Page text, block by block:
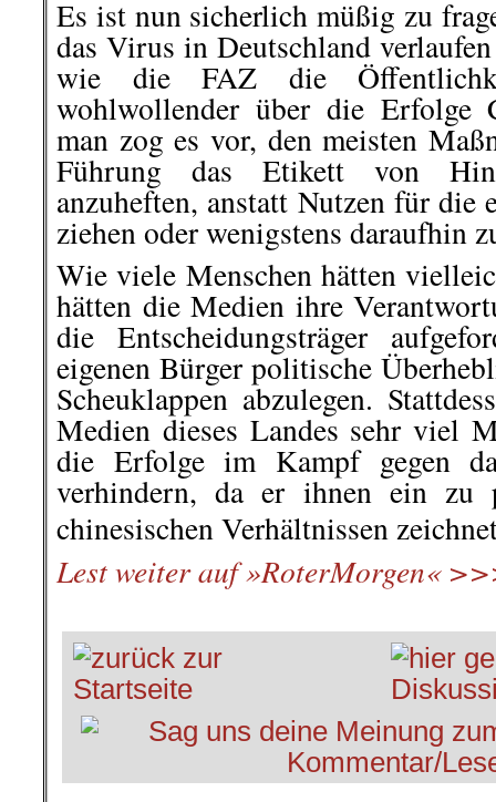
Es ist nun sicherlich müßig zu
das Virus in Deutschland
wie die FAZ die
wohlwollender über die Erfolge
man zog es vor, den meisten
Führung das Etikett von
anzuheften, anstatt Nutzen für die
ziehen oder wenigstens daraufhin
Wie viele Menschen hätten
hätten die Medien ihre
die Entscheidungsträger
eigenen Bürger politische
Scheuklappen abzulegen.
Medien dieses Landes sehr viel
die Erfolge im Kampf gegen
verhindern, da er ihnen ein zu
chinesischen Verhältnissen
Lest weiter auf »RoterMorgen«